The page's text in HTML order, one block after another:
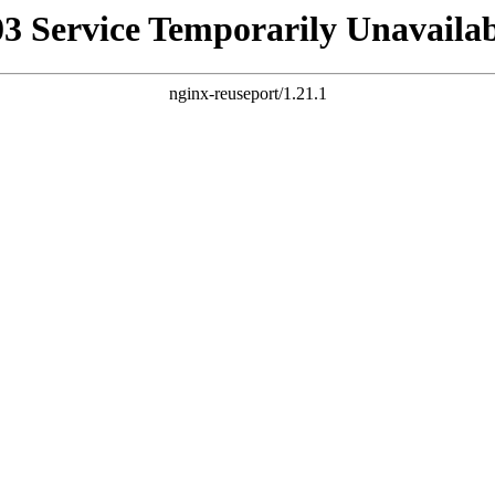
Service Temporarily
nginx-reuseport/1.21.1